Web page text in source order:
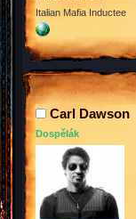
Italian Mafia Inductee
Carl Dawson
Dospělák